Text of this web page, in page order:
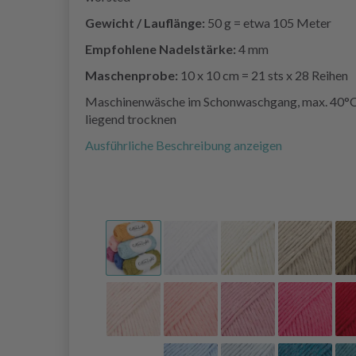
Gewicht / Lauflänge: 50 g = etwa 105 Meter
Empfohlene Nadelstärke: 4 mm
Maschenprobe: 10 x 10 cm = 21 sts x 28 Reihen
Maschinenwäsche im Schonwaschgang, max.
liegend trocknen
Ausführliche Beschreibung anzeigen